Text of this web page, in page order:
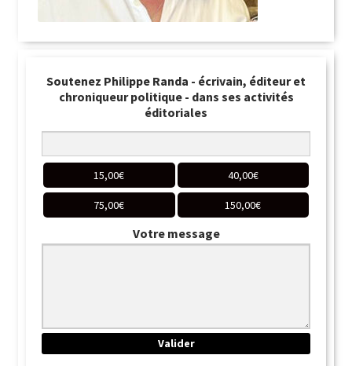
Soutenez Philippe Randa - écrivain, éditeur et
chroniqueur politique - dans ses activités
éditoriales
15,00€ 40,00€
75,00€ 150,00€
Votre message